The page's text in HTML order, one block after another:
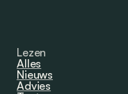
Lezen
Alles
Nieuws
Advies